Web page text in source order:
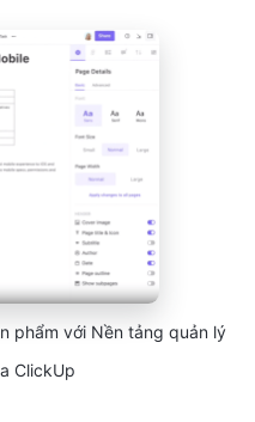
phẩm với Nền tảng quản lý
ClickUp